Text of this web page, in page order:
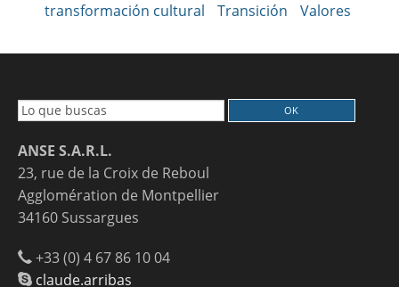
transformación cultural
Transición Valores
ANSE S.A.R.L.
23, rue de la Croix de Reboul
Agglomération de Montpellier
34160 Sussargues
+33 (0) 4 67 86 10 04
claude.arribas